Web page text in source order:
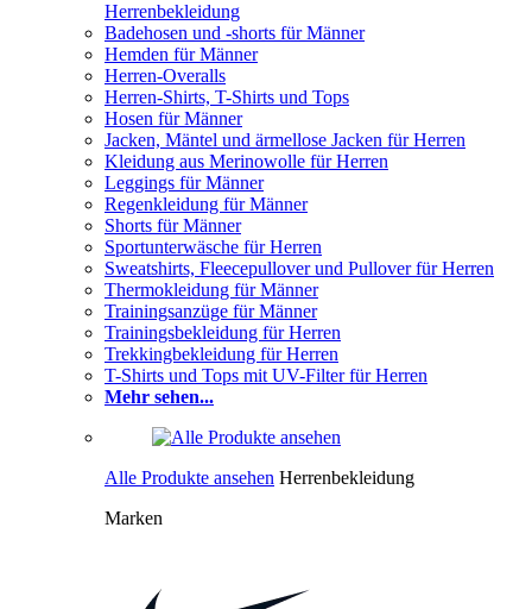
Herrenbekleidung
Badehosen und -shorts für Männer
Hemden für Männer
Herren-Overalls
Herren-Shirts, T-Shirts und Tops
Hosen für Männer
Jacken, Mäntel und ärmellose Jacken für Herren
Kleidung aus Merinowolle für Herren
Leggings für Männer
Regenkleidung für Männer
Shorts für Männer
Sportunterwäsche für Herren
Sweatshirts, Fleecepullover und Pullover für Herren
Thermokleidung für Männer
Trainingsanzüge für Männer
Trainingsbekleidung für Herren
Trekkingbekleidung für Herren
T-Shirts und Tops mit UV-Filter für Herren
Mehr sehen...
Alle Produkte ansehen Herrenbekleidung
Marken